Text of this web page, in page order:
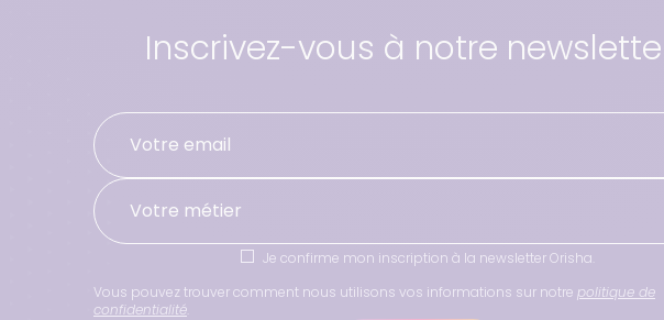
Inscrivez-vous à notre
Votre métier
Je confirme mon inscription à la newsletter Orisha.
Vous pouvez trouver comment nous utilisons vos informations sur notre politique de
confidentialité